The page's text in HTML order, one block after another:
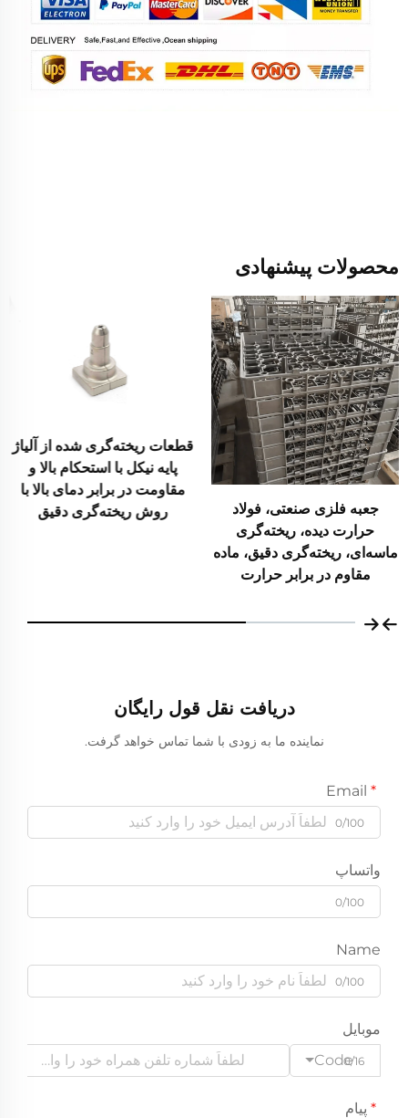
محصولات پیشنهادی
جعبه فلزی صنعتی، فولاد
حرارت دیده، ریخته‌گری
ماسه‌ای، ریخته‌گری دقیق، ماده
مقاوم در برابر حرارت
قطعات ریخته‌گری شده از آلیاژ
پایه نیکل با استحکام بالا و
مقاومت در برابر دمای بالا با
روش ریخته‌گری دقیق
دریافت نقل قول رایگان
نماینده ما به زودی با شما تماس خواهد گرفت.
0/100
واتساپ
0/100
Name
0/100
موبایل
Code0/16
پیام